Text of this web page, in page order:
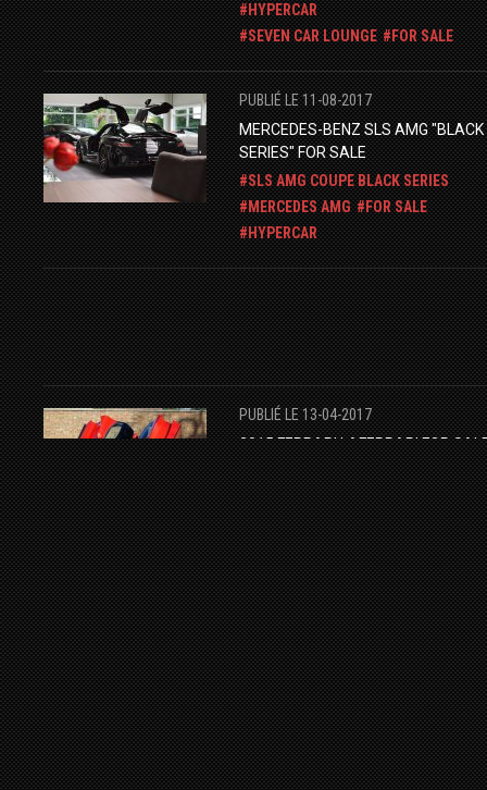
HYPERCAR
​SEVEN CAR LOUNGE
FOR SALE
PUBLIÉ LE 11-08-2017
MERCEDES-BENZ SLS AMG "BLACK
SERIES" FOR SALE
SLS AMG COUPE BLACK SERIES
MERCEDES AMG
FOR SALE
HYPERCAR
PUBLIÉ LE 13-04-2017
2015 FERRARI LAFERRARI FOR
FERRARI
LAFERRARI
HYPERCAR
FOR SALE
PUBLIÉ LE 16-09-2017
FOR SALE : FERRARI 599 SA
FERRARI
599 GTB
AUTO SALON SINGEN
FOR SALE
HYPERCAR
PUBLIÉ LE 27-03-2019
RM SOTHEBY’S : ITALDESIGN